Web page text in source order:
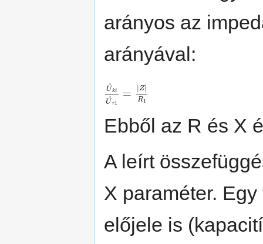
arányos az
arányával:
U
^
ki
U
^
r1
= Z|
R1
Ebből az R és X
A leírt
X paraméter.
előjele is